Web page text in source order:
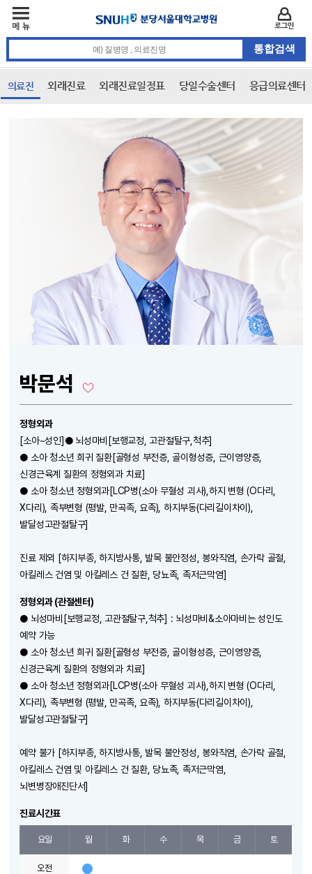
의료진 외래진료 외래진료일정표 당일수술센터 응급의료센터
박문석
정형외과
[소아~성인]● 뇌성마비[보행교정, 고관절탈구,척추]
● 소아 청소년 희귀 질환[골형성 부전증, 골이형성증, 근이영양증,
신경근육계 질환의 정형외과 치료]
● 소아 청소년 정형외과[LCP병(소아 무혈성 괴사),하지 변형 (O다리,
X다리), 족부변형 (평발, 만곡족, 요족), 하지부동(다리길이차이),
발달성고관절탈구]
진료 제외 [하지부종, 하지방사통, 발목 불안정성, 봉와직염, 손가락 골절,
아킬레스 건염 및 아킬레스 건 질환, 당뇨족, 족저근막염]
정형외과 (관절센터)
● 뇌성마비[보행교정, 고관절탈구,척추] : 뇌성마비&소아마비는 성인도
예약 가능
● 소아 청소년 희귀 질환[골형성 부전증, 골이형성증, 근이영양증,
신경근육계 질환의 정형외과 치료]
● 소아 청소년 정형외과[LCP병(소아 무혈성 괴사),하지 변형 (O다리,
X다리), 족부변형 (평발, 만곡족, 요족), 하지부동(다리길이차이),
발달성고관절탈구]
예약 불가 [하지부종, 하지방사통, 발목 불안정성, 봉와직염, 손가락 골절,
아킬레스 건염 및 아킬레스 건 질환, 당뇨족, 족저근막염,
뇌변병장애진단서]
진료시간표
요일 월 화 수 목 금 토
오전